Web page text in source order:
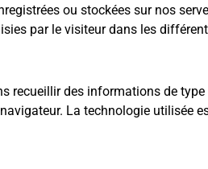
ou stockées sur nos
par le visiteur dans les
recueillir des informations de
La technologie utilisée